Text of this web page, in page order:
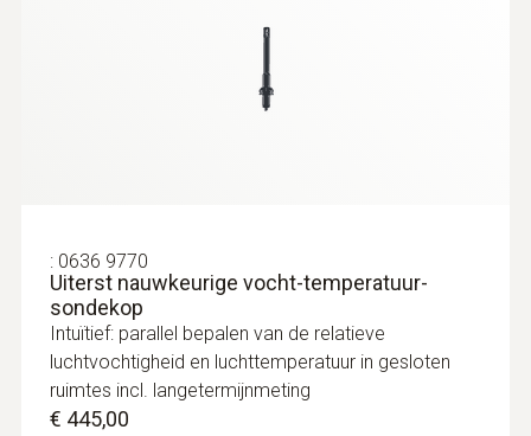
: 0636 9770
Uiterst nauwkeurige vocht-temperatuur-
sondekop
Intuïtief: parallel bepalen van de relatieve
luchtvochtigheid en luchttemperatuur in gesloten
ruimtes incl. langetermijnmeting
€ 445,00